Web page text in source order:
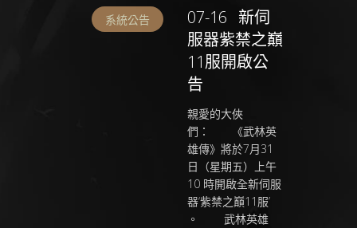
系統公告 07-16 新伺
服器紫禁之巔
11服開啟公
告
親愛的大俠
們： 《武林英
雄傳》將於7月31
日（星期五）上午
10 時開啟全新伺服
器‘紫禁之巔11服’
。 武林英雄